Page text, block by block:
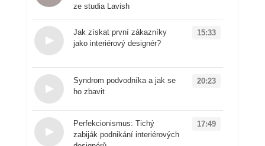
ze studia Lavish
Jak získat první zákazníky
jako interiérový designér?
15:33
Syndrom podvodníka a jak se
ho zbavit
Loading...
20:23
Perfekcionismus: Tichý
zabiják podnikání interiérových
17:49